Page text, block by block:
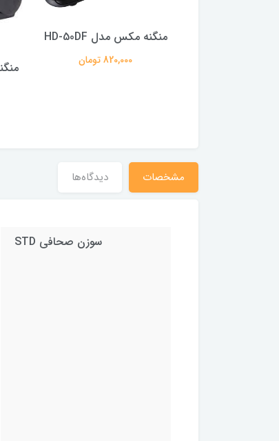
منگنه مکس مدل HD-50DF
820,000 تومان
مشخصات دیدگاه‌ها
سوزن صحافی STD